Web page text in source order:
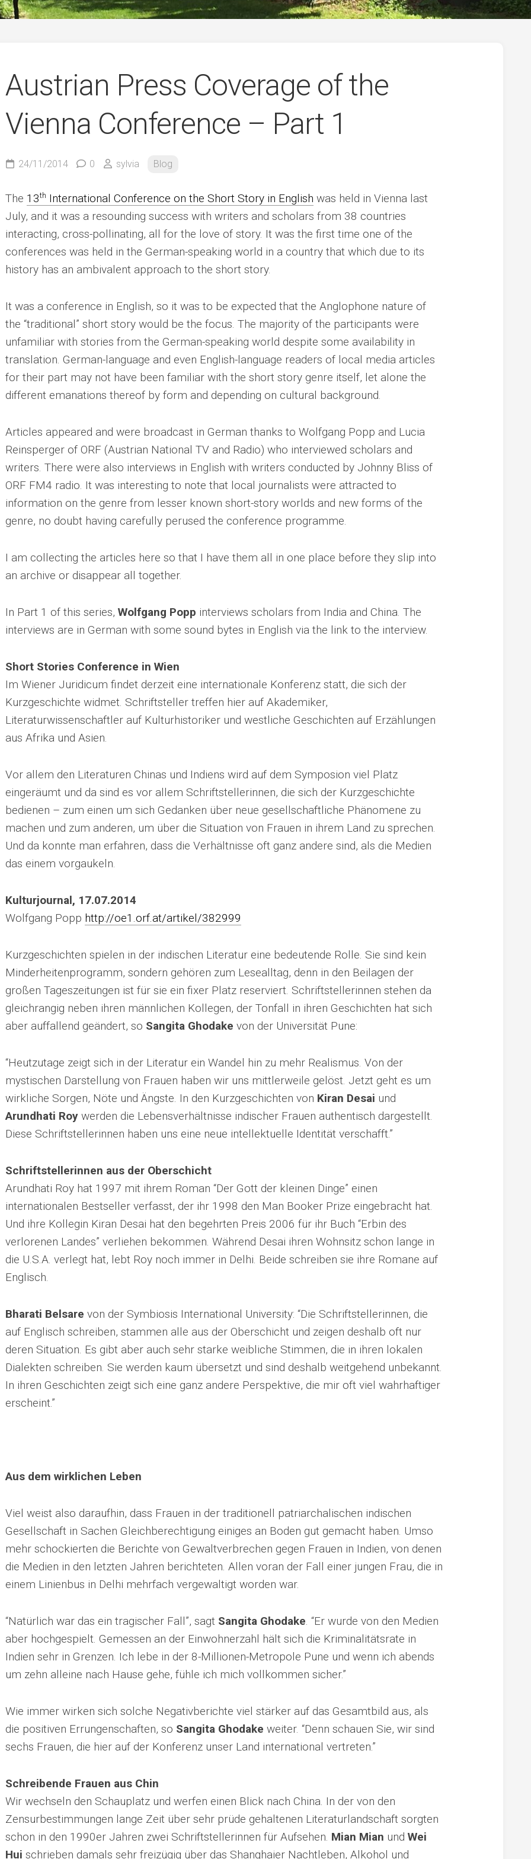
German
Austrian Press Coverage of the
Vienna Conference – Part 1
24/11/2014 0 sylvia Blog
The 13th International Conference on the Short Story in English was held in Vienna last
July, and it was a resounding success with writers and scholars from 38 countries
interacting, cross-pollinating, all for the love of story. It was the first time one of the
conferences was held in the German-speaking world in a country that which due to its
history has an ambivalent approach to the short story.
It was a conference in English, so it was to be expected that the Anglophone nature of
the “traditional” short story would be the focus. The majority of the participants were
unfamiliar with stories from the German-speaking world despite some availability in
translation. German-language and even English-language readers of local media articles
for their part may not have been familiar with the short story genre itself, let alone the
different emanations thereof by form and depending on cultural background.
Articles appeared and were broadcast in German thanks to Wolfgang Popp and Lucia
Reinsperger of ORF (Austrian National TV and Radio) who interviewed scholars and
writers. There were also interviews in English with writers conducted by Johnny Bliss of
ORF FM4 radio. It was interesting to note that local journalists were attracted to
information on the genre from lesser known short-story worlds and new forms of the
genre, no doubt having carefully perused the conference programme.
I am collecting the articles here so that I have them all in one place before they slip into
an archive or disappear all together.
In Part 1 of this series, Wolfgang Popp interviews scholars from India and China. The
interviews are in German with some sound bytes in English via the link to the interview.
Short Stories Conference in Wien
Im Wiener Juridicum findet derzeit eine internationale Konferenz statt, die sich der
Kurzgeschichte widmet. Schriftsteller treffen hier auf Akademiker,
Literaturwissenschaftler auf Kulturhistoriker und westliche Geschichten auf Erzählungen
aus Afrika und Asien.
Vor allem den Literaturen Chinas und Indiens wird auf dem Symposion viel Platz
eingeräumt und da sind es vor allem Schriftstellerinnen, die sich der Kurzgeschichte
bedienen – zum einen um sich Gedanken über neue gesellschaftliche Phänomene zu
machen und zum anderen, um über die Situation von Frauen in ihrem Land zu sprechen.
Und da konnte man erfahren, dass die Verhältnisse oft ganz andere sind, als die Medien
das einem vorgaukeln.
Kulturjournal, 17.07.2014
Wolfgang Popp http://oe1.orf.at/artikel/382999
Kurzgeschichten spielen in der indischen Literatur eine bedeutende Rolle. Sie sind kein
Minderheitenprogramm, sondern gehören zum Lesealltag, denn in den Beilagen der
großen Tageszeitungen ist für sie ein fixer Platz reserviert. Schriftstellerinnen stehen da
gleichrangig neben ihren männlichen Kollegen, der Tonfall in ihren Geschichten hat sich
aber auffallend geändert, so Sangita Ghodake von der Universität Pune:
“Heutzutage zeigt sich in der Literatur ein Wandel hin zu mehr Realismus. Von der
mystischen Darstellung von Frauen haben wir uns mittlerweile gelöst. Jetzt geht es um
wirkliche Sorgen, Nöte und Ängste. In den Kurzgeschichten von Kiran Desai und
Arundhati Roy werden die Lebensverhältnisse indischer Frauen authentisch dargestellt.
Diese Schriftstellerinnen haben uns eine neue intellektuelle Identität verschafft.”
Schriftstellerinnen aus der Oberschicht
Arundhati Roy hat 1997 mit ihrem Roman “Der Gott der kleinen Dinge” einen
internationalen Bestseller verfasst, der ihr 1998 den Man Booker Prize eingebracht hat.
Und ihre Kollegin Kiran Desai hat den begehrten Preis 2006 für ihr Buch “Erbin des
verlorenen Landes” verliehen bekommen. Während Desai ihren Wohnsitz schon lange in
die U.S.A. verlegt hat, lebt Roy noch immer in Delhi. Beide schreiben sie ihre Romane auf
Englisch.
Bharati Belsare von der Symbiosis International University: “Die Schriftstellerinnen, die
auf Englisch schreiben, stammen alle aus der Oberschicht und zeigen deshalb oft nur
deren Situation. Es gibt aber auch sehr starke weibliche Stimmen, die in ihren lokalen
Dialekten schreiben. Sie werden kaum übersetzt und sind deshalb weitgehend unbekannt.
In ihren Geschichten zeigt sich eine ganz andere Perspektive, die mir oft viel wahrhaftiger
erscheint.”
Aus dem wirklichen Leben
Viel weist also daraufhin, dass Frauen in der traditionell patriarchalischen indischen
Gesellschaft in Sachen Gleichberechtigung einiges an Boden gut gemacht haben. Umso
mehr schockierten die Berichte von Gewaltverbrechen gegen Frauen in Indien, von denen
die Medien in den letzten Jahren berichteten. Allen voran der Fall einer jungen Frau, die in
einem Linienbus in Delhi mehrfach vergewaltigt worden war.
“Natürlich war das ein tragischer Fall”, sagt Sangita Ghodake. “Er wurde von den Medien
aber hochgespielt. Gemessen an der Einwohnerzahl hält sich die Kriminalitätsrate in
Indien sehr in Grenzen. Ich lebe in der 8-Millionen-Metropole Pune und wenn ich abends
um zehn alleine nach Hause gehe, fühle ich mich vollkommen sicher.”
Wie immer wirken sich solche Negativberichte viel stärker auf das Gesamtbild aus, als
die positiven Errungenschaften, so Sangita Ghodake weiter. “Denn schauen Sie, wir sind
sechs Frauen, die hier auf der Konferenz unser Land international vertreten.”
Schreibende Frauen aus Chin
Wir wechseln den Schauplatz und werfen einen Blick nach China. In der von den
Zensurbestimmungen lange Zeit über sehr prüde gehaltenen Literaturlandschaft sorgten
schon in den 1990er Jahren zwei Schriftstellerinnen für Aufsehen. Mian Mian und Wei
Hui schrieben damals sehr freizügig über das Shanghaier Nachtleben, Alkohol und